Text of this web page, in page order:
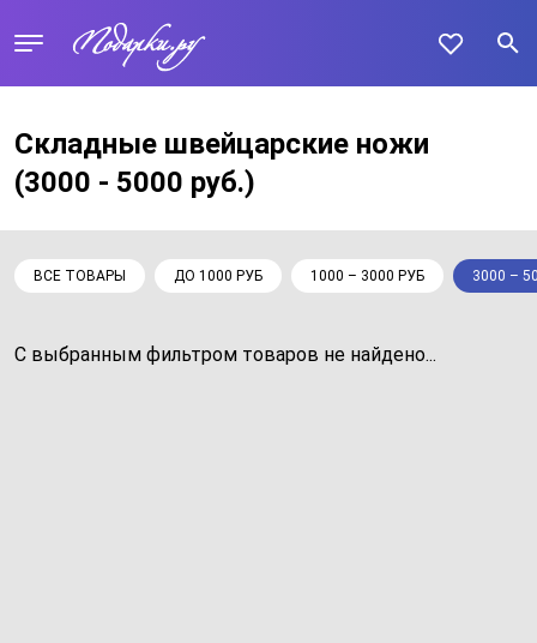
Складные швейцарские ножи
(3000 - 5000 руб.)
ВСЕ ТОВАРЫ ДО 1000 РУБ 1000 – 3000 РУБ 3000 –
С выбранным фильтром товаров не найдено...